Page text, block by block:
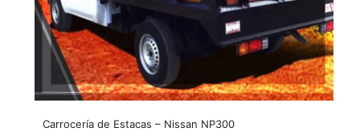
Carrocería de Estacas – Nissan NP300